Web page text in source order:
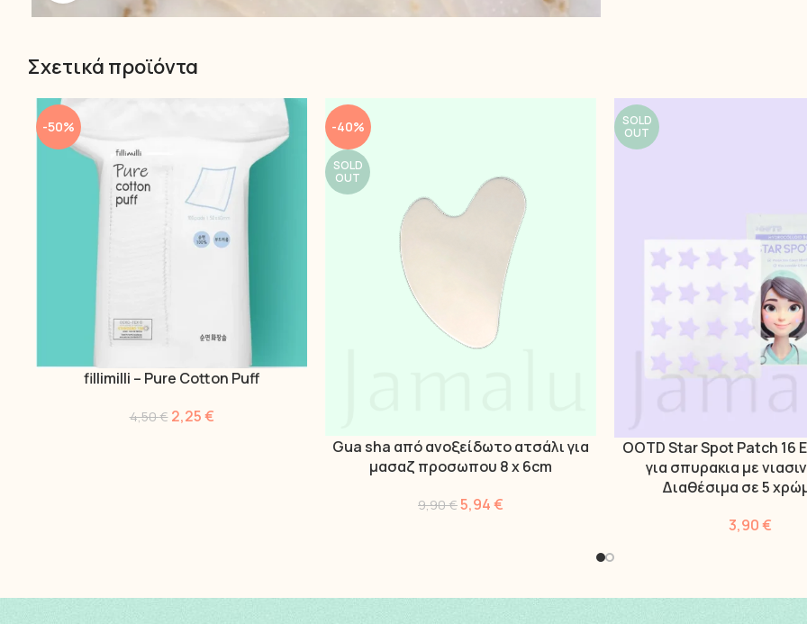
Σχετικά προϊόντα
-50%
ΠΡΟΣΘΉΚΗ ΣΤΟ ΚΑΛΆΘΙ
fillimilli – Pure Cotton Puff
4,50€ 2,25€
-40%
SOLD
OUT
ΔΙΑΒΆΣΤΕ ΠΕΡΙΣΣΌΤΕΡΑ
Gua sha από ανοξείδωτο ατσάλι για
μασαζ προσωπου 8 x 6cm
9,90€5,94€
SOLD
OUT
ΕΠΙΛΟΓΉ
OOTD Star Spot Patch 16
για σπυρακια με
Διαθέσιμα σε 5
3,90€